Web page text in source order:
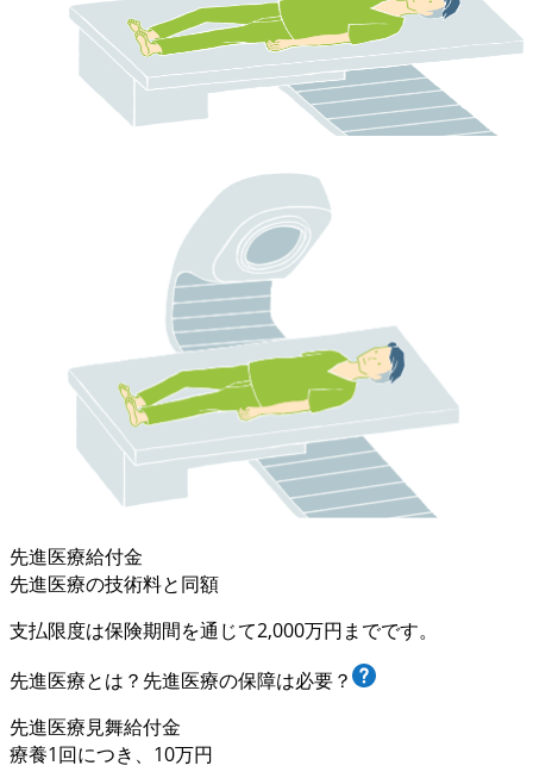
先進医療給付金
先進医療の技術料と同額
支払限度は保険期間を通じて2,000万円までです。
先進医療とは？先進医療の保障は必要？
先進医療見舞給付金
療養1回につき、 10万円